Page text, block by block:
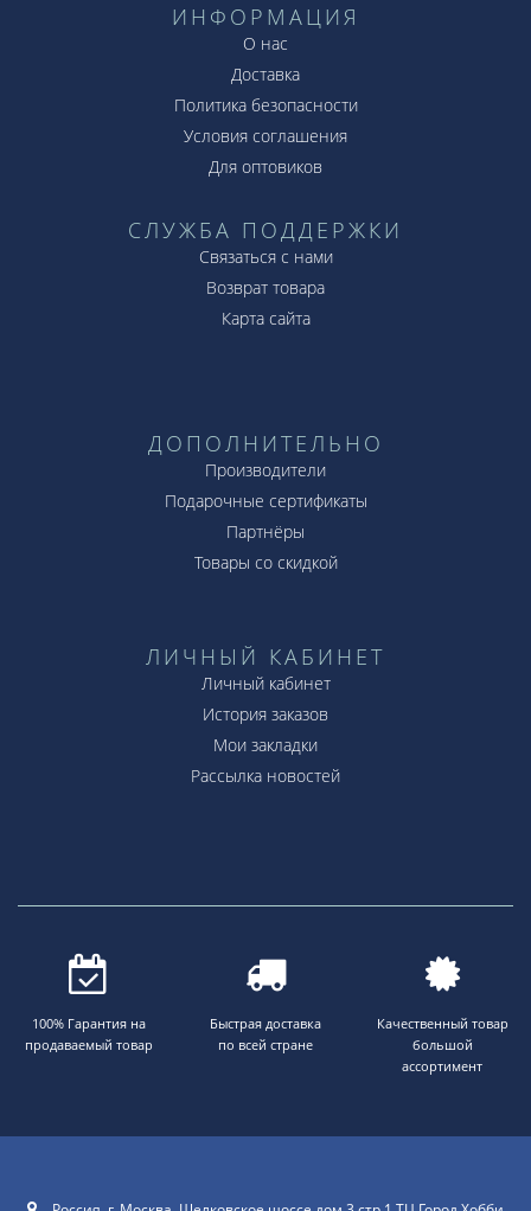
ИНФОРМАЦИЯ
О нас
Доставка
Политика безопасности
Условия соглашения
Для оптовиков
СЛУЖБА ПОДДЕРЖКИ
Связаться с нами
Возврат товара
Карта сайта
ДОПОЛНИТЕЛЬНО
Производители
Подарочные сертификаты
Партнёры
Товары со скидкой
ЛИЧНЫЙ КАБИНЕТ
Личный кабинет
История заказов
Мои закладки
Рассылка новостей
100% Гарантия на
продаваемый товар
Быстрая доставка
по всей стране
Качественный товар
большой
ассортимент